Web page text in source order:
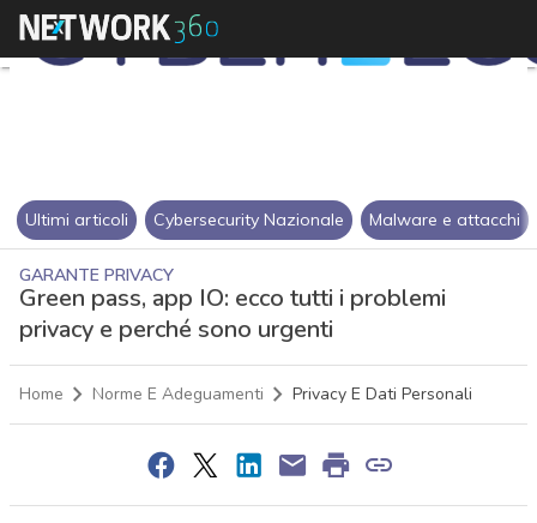
Ultimi articoli Cybersecurity Nazionale Malware e attacchi
GARANTE PRIVACY
Green pass, app IO: ecco tutti i problemi
privacy e perché sono urgenti
Home Norme E Adeguamenti Privacy E Dati Personali